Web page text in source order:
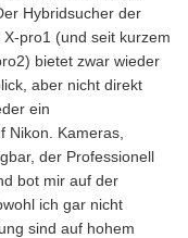
Hybridsucher der
X-pro1 (und seit kurzem
bietet zwar wieder
aber nicht direkt
ein
Nikon. Kameras,
der Professionell
bot mir auf der
ich gar nicht
sind auf hohem